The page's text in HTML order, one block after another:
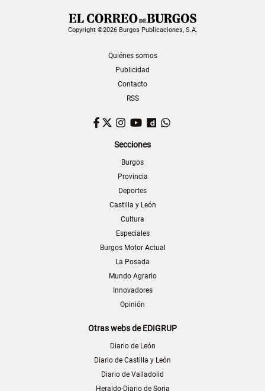
Copyright ©2026 Burgos Publicaciones, S.A.
Quiénes somos
Publicidad
Contacto
RSS
Facebook
TwitterInstagram
YouTubeDailymotion
Secciones
Burgos
Provincia
Deportes
Castilla y León
Cultura
Especiales
Burgos Motor Actual
La Posada
Mundo Agrario
Innovadores
Opinión
Otras webs de EDIGRUP
Diario de León
Diario de Castilla y León
Diario de Valladolid
Heraldo-Diario de Soria